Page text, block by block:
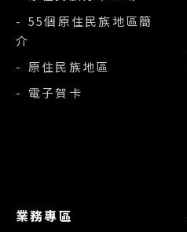
- 55個原住民族地區簡
介
- 原住民族地區
- 電子賀卡
業務專區